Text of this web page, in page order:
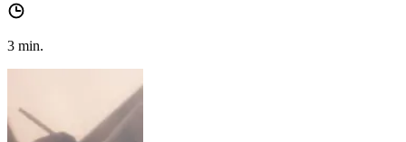
3 min.